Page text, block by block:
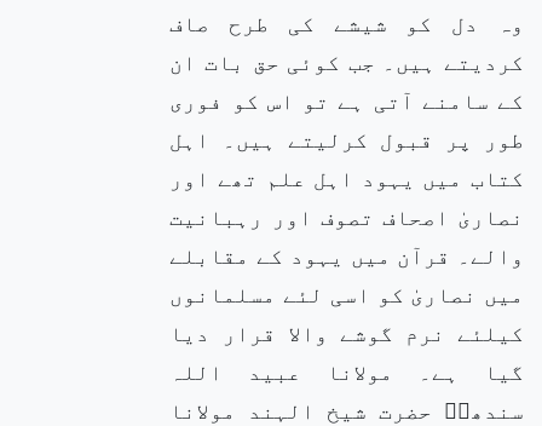
وہ دل کو شیشے کی طرح صاف
کردیتے ہیں۔ جب کوئی حق بات ان
کے سامنے آتی ہے تو اس کو فوری
طور پر قبول کرلیتے ہیں۔ اہل
کتاب میں یہود اہل علم تھے اور
نصاریٰ اصحاف تصوف اور رہبانیت
والے۔ قرآن میں یہود کے مقابلے
میں نصاریٰ کو اسی لئے مسلمانوں
کیلئے نرم گوشے والا قرار دیا
گیا ہے۔ مولانا عبید اللہ
سندھیؒ حضرت شیخ الہند مولانا